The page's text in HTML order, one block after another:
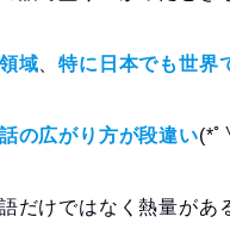
域 、特に日本でも世界
の広がり方が段違い(*
だけではなく熱量があ